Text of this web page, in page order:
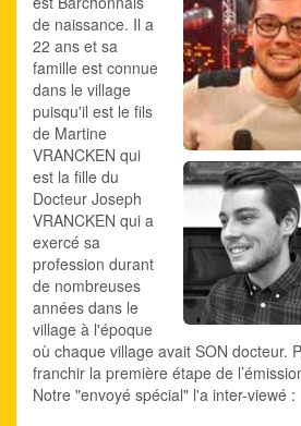
de naissance. Il a
22 ans et sa
famille est connue
dans le village
puisqu'il est le fils
de Martine
VRANCKEN qui
est la fille du
Docteur Joseph
VRANCKEN qui a
exercé sa
profession durant
de nombreuses
années dans le
village à l'époque
où chaque village avait SON docteur.
franchir la première étape de
Notre "envoyé spécial" l'a inter-viewé :